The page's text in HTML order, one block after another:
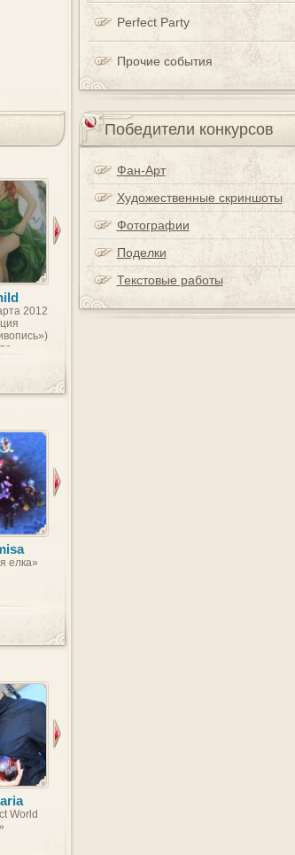
2012
BorntoFrag
Конкурс фан-арта 2012
Анна Викторовна
«Создай совершенный
елка»
World
Perfect Party
Прочие события
Победители конкурсов
Фан-Арт
Художественные скриншоты
Фотографии
Поделки
Текстовые работы